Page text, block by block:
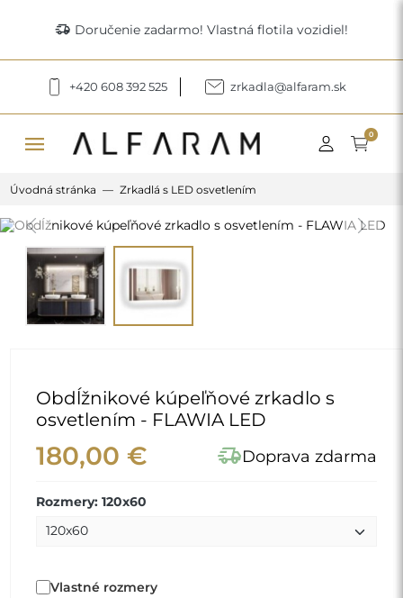
delivery_truck_speed Doručenie zadarmo! Vlastná flotila vozidiel!
+420 608 392 525 zrkadla@alfaram.sk
menu 0
Úvodná stránka Zrkadlá s LED osvetlením
Previous Next
Obdĺžnikové kúpeľňové zrkadlo s
osvetlením - FLAWIA LED
180,00 € delivery_truck_speedDoprava zdarma
Rozmery: 120x60
Vlastné rozmery